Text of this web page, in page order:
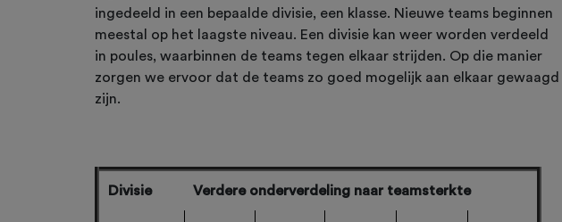
ingedeeld in een bepaalde divisie, een klasse. Nieuwe teams beginnen
meestal op het laagste niveau. Een divisie kan weer worden verdeeld
in poules, waarbinnen de teams tegen elkaar strijden. Op die manier
zorgen we ervoor dat de teams zo goed mogelijk aan elkaar gewaagd
zijn.
Divisie Verdere onderverdeling naar teamsterkte